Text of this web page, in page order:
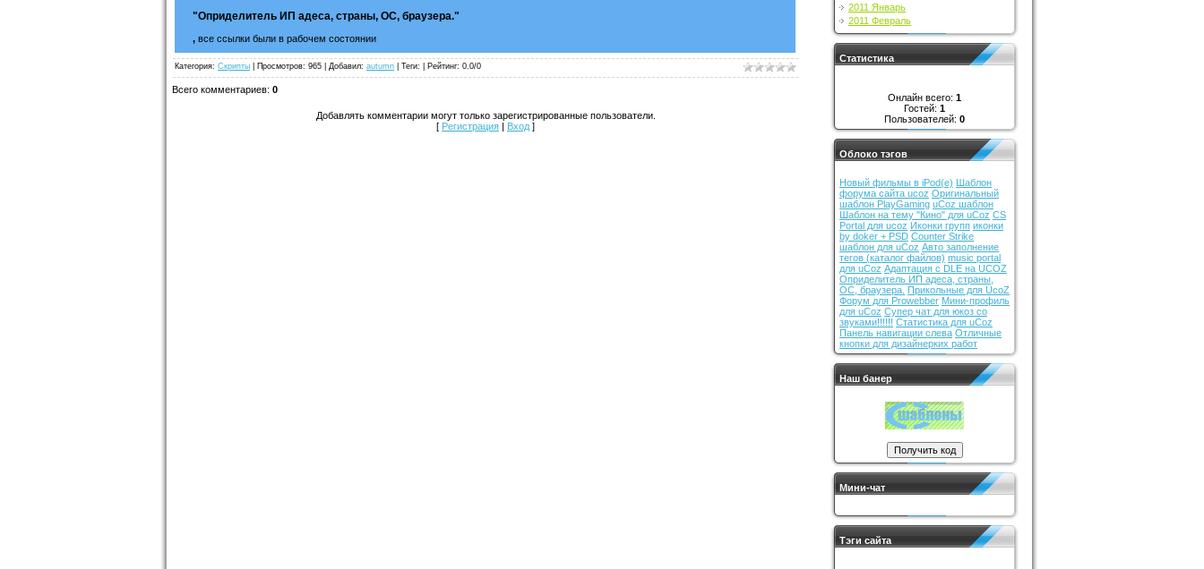
2011 Январь
2011 Февраль
Статистика
Онлайн всего: 1
Гостей: 1
Пользователей: 0
Облоко тэгов
Новый фильмы в iPod(е) Шаблон
форума сайта ucoz Оригинальный
шаблон PlayGaming uCoz шаблон
Шаблон на тему "Кино" для uCoz CS
Portal для ucoz Иконки групп иконки
by doker + PSD Counter Strike
шаблон для uCoz Авто заполнение
тегов (каталог файлов) music portal
для uCoz Адаптация с DLE на UCOZ
Оприделитель ИП адеса, страны,
ОС, браузера. Прикольные для UcoZ
Форум для Prowebber Мини-профиль
для uCoz Супер чат для юкоз со
звуками!!!!!! Статистика для uCoz
Панель навигации слева Отличные
кнопки для дизайнерких работ
Наш банер
Мини-чат
Тэги сайта
"Оприделитель ИП адеса, страны, ОС, браузера."
, все ссылки были в рабочем состоянии
Категория: Скрипты Просмотров: 965 | Добавил: autumn | Теги: | Рейтинг: 0.0/0
Всего комментариев: 0
Добавлять комментарии могут только зарегистрированные пользователи.
[ Регистрация | Вход ]